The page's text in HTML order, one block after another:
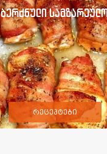
ბერძნული
რეცეპტები